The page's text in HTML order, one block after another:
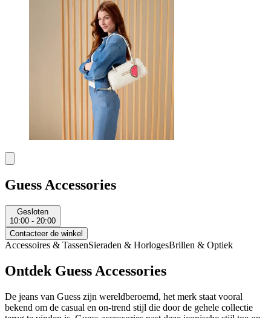
Guess Accessories
Gesloten
10:00 - 20:00
Contacteer de winkel
Accessoires & TassenSieraden & HorlogesBrillen & Optiek
Ontdek Guess Accessories
De jeans van Guess zijn wereldberoemd, het merk staat vooral
bekend om de casual en on-trend stijl die door de gehele collectie